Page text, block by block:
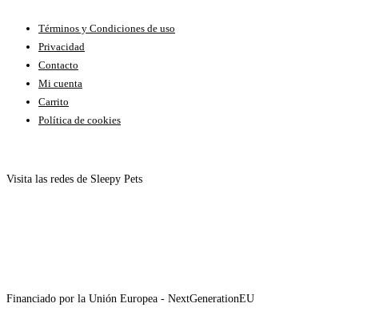
Términos y Condiciones de uso
Privacidad
Contacto
Mi cuenta
Carrito
Política de cookies
Visita las redes de Sleepy Pets
Financiado por la Unión Europea - NextGenerationEU